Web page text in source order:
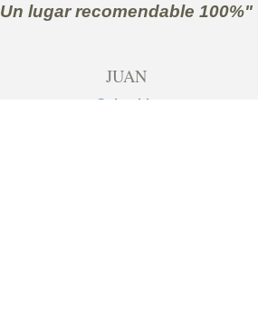
Un lugar recomendable 100%"
JUAN
Colombia